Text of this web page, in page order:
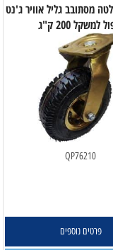
"10 פלטה מסתובב גליל אוויר ג'נט
200 ק"ג
QP76210
פרטים נוספים